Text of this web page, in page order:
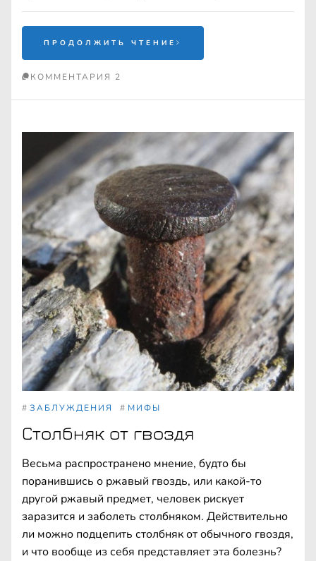
ПРОДОЛЖИТЬ ЧТЕНИЕ
КОММЕНТАРИЯ 2
# ЗАБЛУЖДЕНИЯ # МИФЫ
Столбняк от гвоздя
Весьма распространено мнение, будто бы
поранившись о ржавый гвоздь, или какой-то
другой ржавый предмет, человек рискует
заразится и заболеть столбняком. Действительно
ли можно подцепить столбняк от обычного гвоздя,
и что вообще из себя представляет эта болезнь?